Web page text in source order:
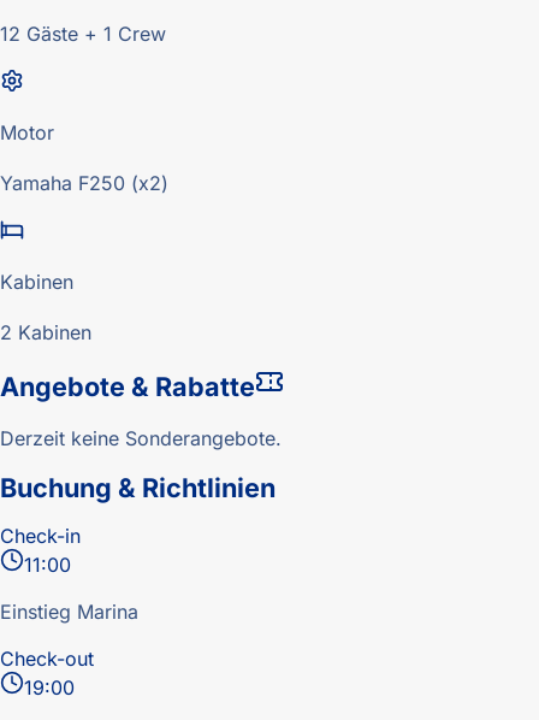
12 Gäste + 1 Crew
Motor
Yamaha F250 (x2)
Kabinen
2 Kabinen
Angebote & Rabatte
Derzeit keine Sonderangebote.
Buchung & Richtlinien
Check-in
11:00
Einstieg Marina
Check-out
19:00